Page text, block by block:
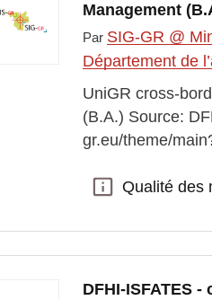
Management
Par SIG-GR @
Département de
UniGR cross-
(B.A.) Source:
gr.eu/theme/
Qualité des
Qualité des
DFHI-ISFATES